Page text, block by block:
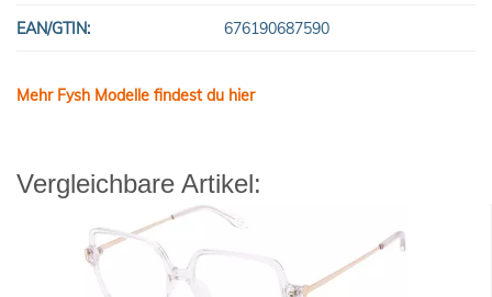
EAN/GTIN: 676190687590
Mehr Fysh Modelle findest du hier
Vergleichbare Artikel: